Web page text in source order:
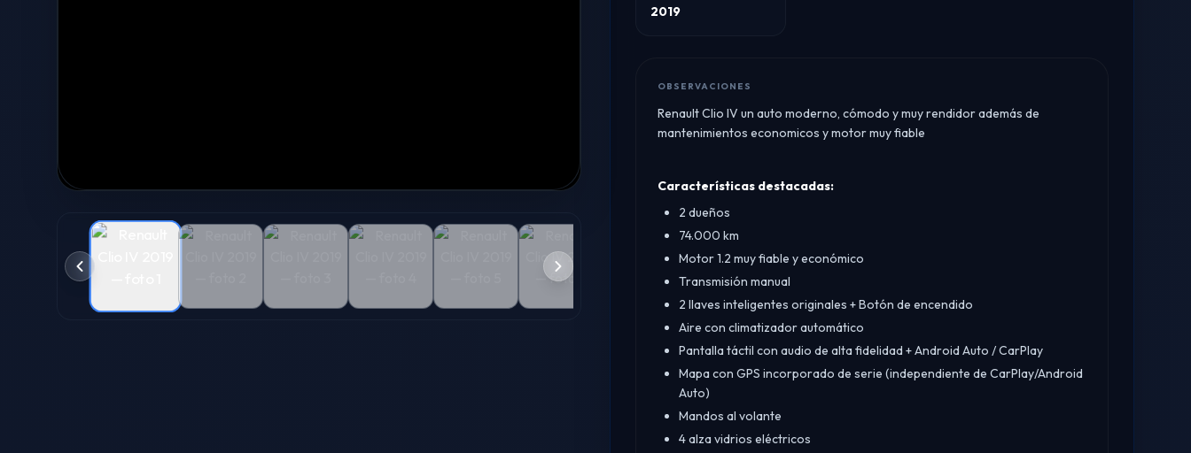
2019
OBSERVACIONES
Renault Clio IV un auto moderno, cómodo y muy rendidor además de
mantenimientos economicos y motor muy fiable
Características destacadas:
2 dueños
74.000 km
Motor 1.2 muy fiable y económico
Transmisión manual
2 llaves inteligentes originales + Botón de encendido
Aire con climatizador automático
Pantalla táctil con audio de alta fidelidad + Android Auto / CarPlay
Mapa con GPS incorporado de serie (independiente de CarPlay/Android
Auto)
Mandos al volante
4 alza vidrios eléctricos